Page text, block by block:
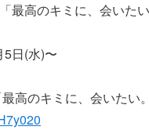
最高のキミに、会いた
日(水)〜
最高のキミに、会いたい